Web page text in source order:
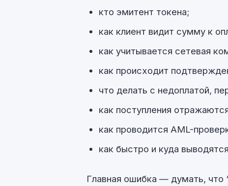
кто эмитент токена;
как клиент видит сумму к
как учитывается сетевая
как происходит
что делать с недоплатой,
как поступления
как проводится AML-
как быстро и куда
Главная ошибка — думать, что